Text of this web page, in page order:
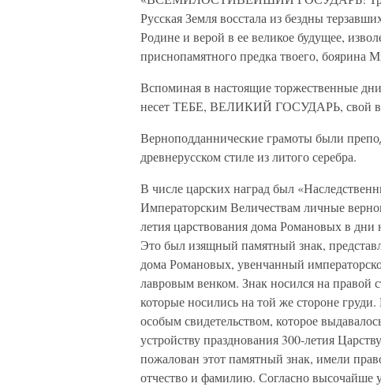
Русская Земля восстала из бездны
Родине и верой в ее великое будущее,
приснопамятного предка твоего, боярина
Вспоминая в настоящие торжественные
несет ТЕБЕ, ВЕЛИКИЙ ГОСУДАРЬ, свой
Верноподданнические грамоты были
древнерусском стиле из литого серебра.
В числе царских наград был
Императорским Величествам личные
летия царствования дома Романовых в
Это был изящный памятный знак,
дома Романовых, увенчанный
лавровым венком. Знак носился на правой
которые носились на той же стороне
особым свидетельством, которое
устройству празднования 300-летия
пожалован этот памятный знак, имели
отчество и фамилию. Согласно